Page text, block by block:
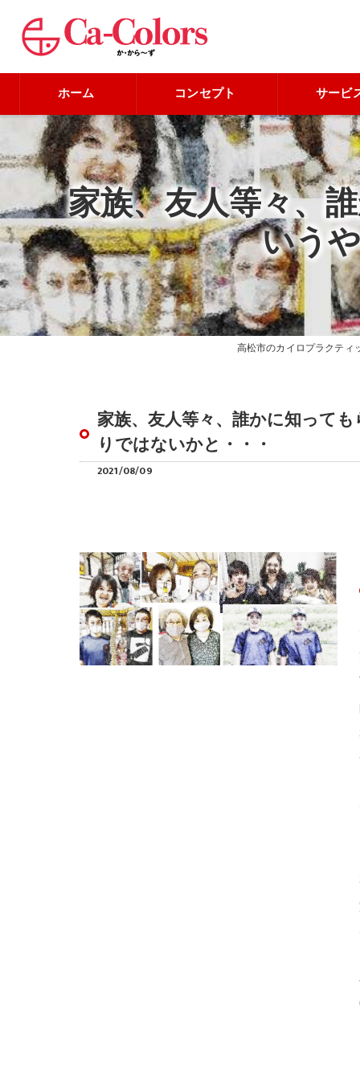
ホーム コンセプト サービ
家族、友人等々、
いう
高松市のカイロプラクティ
家族、友人等々、誰かに知って
りではないかと・・・
2021/08/09